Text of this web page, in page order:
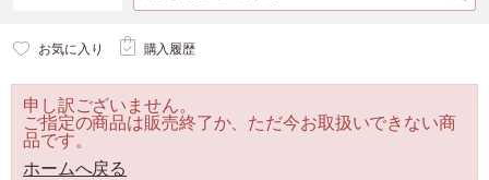
お気に入り 購入履歴
申し訳ございません。
ご指定の商品は販売終了か、ただ今お取扱いできない商
品です。
ホームへ戻る